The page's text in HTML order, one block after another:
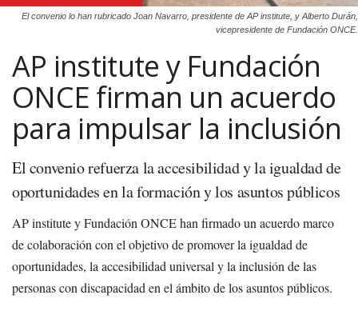
El convenio lo han rubricado Joan Navarro, presidente de AP institute, y Alberto Durán,
vicepresidente de Fundación ONCE.
AP institute y Fundación
ONCE firman un acuerdo
para impulsar la inclusión
El convenio refuerza la accesibilidad y la igualdad de
oportunidades en la formación y los asuntos públicos
AP institute y Fundación ONCE han firmado un acuerdo marco
de colaboración con el objetivo de promover la igualdad de
oportunidades, la accesibilidad universal y la inclusión de las
personas con discapacidad en el ámbito de los asuntos públicos.